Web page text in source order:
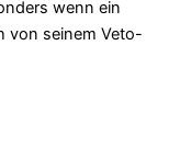
wenn ein
von seinem Veto-